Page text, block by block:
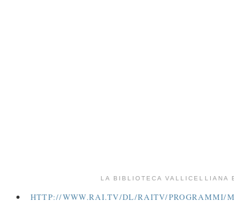
LA BIBLIOTECA VALLICELLIANA
HTTP://WWW.RAI.TV/DL/RAITV/PROGRAMMI/